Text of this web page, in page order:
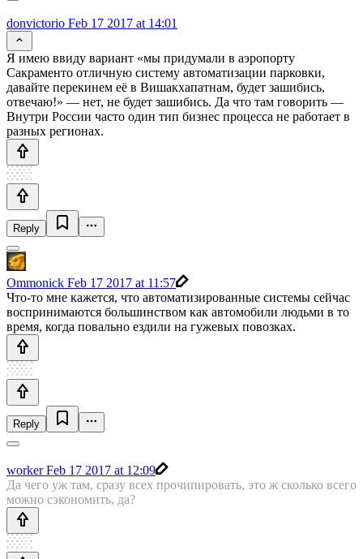
donvictorio Feb 17 2017 at 14:01
Я имею ввиду вариант «мы придумали в аэропорту
Сакраменто отличную систему автоматизации парковки,
давайте перекинем её в Вишакхапатнам, будет зашибись,
отвечаю!» — нет, не будет зашибись. Да что там говорить —
Внутри России часто один тип бизнес процесса не работает в
разных регионах.
Reply
Ommonick Feb 17 2017 at 11:57
Что-то мне кажется, что автоматизированные системы сейчас
воспринимаются большинством как автомобили людьми в то
время, когда повально ездили на гужевых повозках.
Reply
workerFeb 17 2017 at 12:09
Да чего уж там, сразу всех прочипировать, это ж сколько всего
можно сэкономить, да?